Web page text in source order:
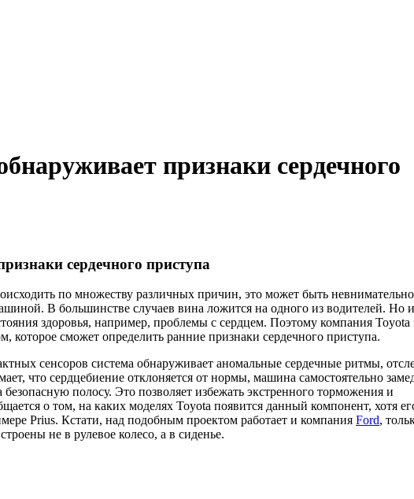
признаки сердечного
сердечного приступа
по множеству различных причин, это может быть
В большинстве случаев вина ложится на одного из водителей. Но
здоровья, например, проблемы с сердцем. Поэтому компания Toyota
которое сможет определить ранние признаки сердечного приступа.
сенсоров система обнаруживает аномальные сердечные ритмы,
что сердцебиение отклоняется от нормы, машина самостоятельно
полосу. Это позволяет избежать экстренного торможения и
о том, на каких моделях Toyota появится данный компонент, хотя
Prius. Кстати, над подобным проектом работает и компания Ford,
не в рулевое колесо, а в сиденье.